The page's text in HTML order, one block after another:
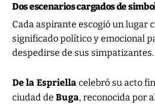
Dos escenarios cargados de
Cada aspirante escogió un lugar
significado político y emocional
despedirse de sus simpatizantes.
De la Espriellacelebró su acto
ciudad de Buga, reconocida por